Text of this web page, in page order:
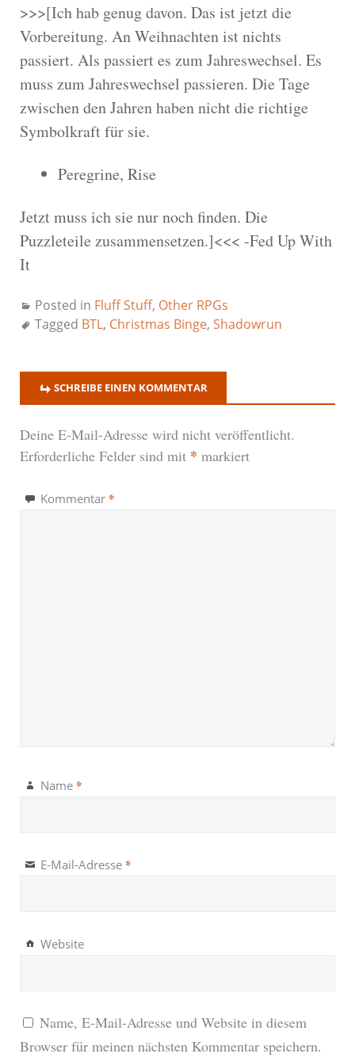
>>>[Ich hab genug davon. Das ist jetzt die
Vorbereitung. An Weihnachten ist nichts
passiert. Als passiert es zum Jahreswechsel. Es
muss zum Jahreswechsel passieren. Die Tage
zwischen den Jahren haben nicht die richtige
Symbolkraft für sie.
Peregrine, Rise
Jetzt muss ich sie nur noch finden. Die
Puzzleteile zusammensetzen.]<<< -Fed Up With
It
Posted in Fluff Stuff, Other RPGs
Tagged BTL, Christmas Binge, Shadowrun
SCHREIBE EINEN KOMMENTAR
Deine E-Mail-Adresse wird nicht veröffentlicht.
Erforderliche Felder sind mit * markiert
Kommentar *
Name *
E-Mail-Adresse *
Website
Name, E-Mail-Adresse und Website in diesem
Browser für meinen nächsten Kommentar speichern.